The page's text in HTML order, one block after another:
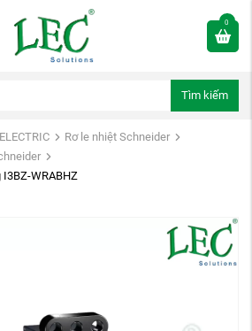
0
Tìm kiếm
Rơ le nhiệt Schneider
WRABHZ